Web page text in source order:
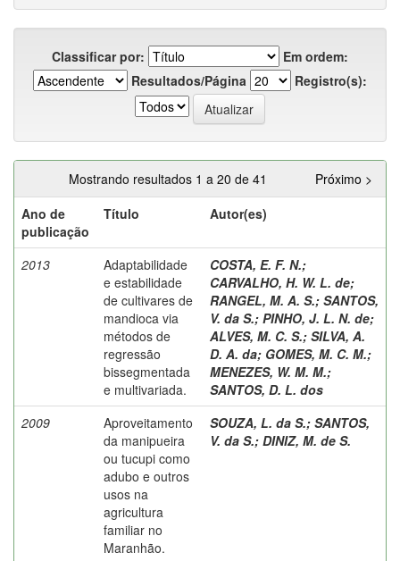
Classificar por:
Em ordem:
Resultados/Página
Registro(s):
Mostrando resultados 1 a 20 de 41
Próximo >
Ano de
publicação
Título Autor(es)
2013
Adaptabilidade
e estabilidade
de cultivares de
mandioca via
métodos de
regressão
bissegmentada
e multivariada.
COSTA, E. F. N.;
CARVALHO, H. W. L. de;
RANGEL, M. A. S.; SANTOS,
V. da S.; PINHO, J. L. N. de;
ALVES, M. C. S.; SILVA, A.
D. A. da; GOMES, M. C. M.;
MENEZES, W. M. M.;
SANTOS, D. L. dos
2009
Aproveitamento
da manipueira
ou tucupi como
adubo e outros
usos na
agricultura
familiar no
Maranhão.
SOUZA, L. da S.; SANTOS,
V. da S.; DINIZ, M. de S.